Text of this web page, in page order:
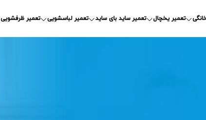
تعمیر یخچال تعمیر ساید بای ساید تعمیر لباسشویی تعمیر ظرفشویی